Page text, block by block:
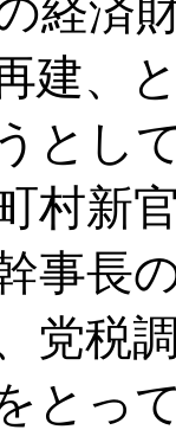
経済
建、
とし
村新
事長
党税
とっ